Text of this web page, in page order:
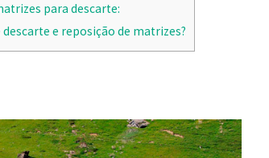
para descarte:
e reposição de matrizes?